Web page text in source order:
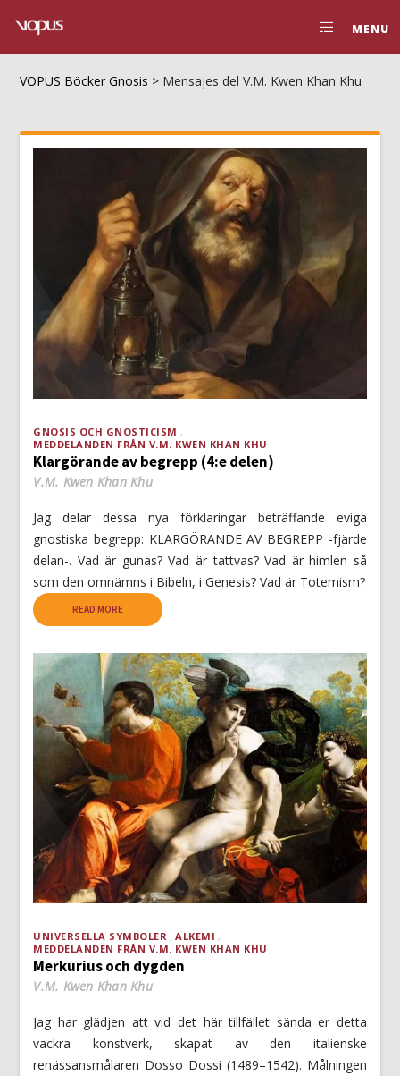
MENU
VOPUS Böcker Gnosis > Mensajes del V.M. Kwen Khan Khu
GNOSIS OCH GNOSTICISM
MEDDELANDEN FRÅN V.M. KWEN KHAN KHU
Klargörande av begrepp (4:e delen)
V.M. Kwen Khan Khu
Jag delar dessa nya förklaringar beträffande eviga
gnostiska begrepp: KLARGÖRANDE AV BEGREPP -fjärde
delan-. Vad är gunas? Vad är tattvas? Vad är himlen så
som den omnämns i Bibeln, i Genesis? Vad är Totemism?
READ MORE
UNIVERSELLA SYMBOLER
ALKEMI
MEDDELANDEN FRÅN V.M. KWEN KHAN KHU
Merkurius och dygden
V.M. Kwen Khan Khu
Jag har glädjen att vid det här tillfället sända er detta
vackra konstverk, skapat av den italienske
renässansmålaren Dosso Dossi (1489–1542). Målningen